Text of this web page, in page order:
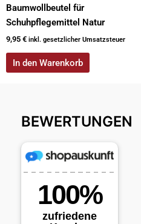
Baumwollbeutel für
Schuhpflegemittel Natur
9,95 € inkl. gesetzlicher Umsatzsteuer
In den Warenkorb
BEWERTUNGEN